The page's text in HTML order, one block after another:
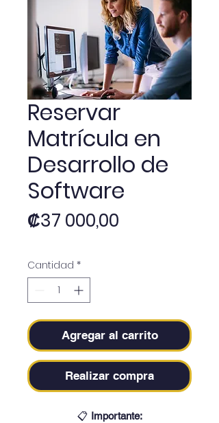
Reservar
Matrícula en
Desarrollo de
Software
₡37 000,00
Cantidad *
Agregar al carrito
Realizar compra
📋 Importante: